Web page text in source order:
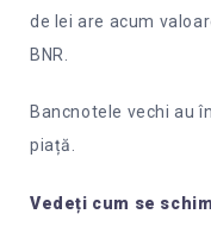
de lei are acum
BNR.
Bancnotele vechi au
piață.
Vedeți cum se